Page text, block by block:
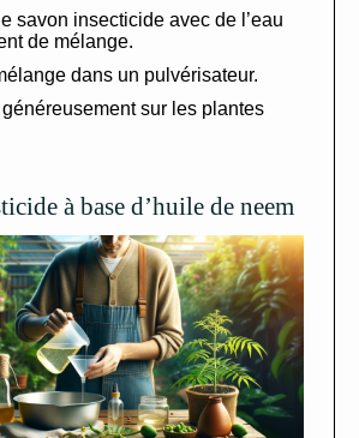
savon insecticide avec de l’eau
de mélange.
dans un pulvérisateur.
sur les plantes
à base d’huile de neem